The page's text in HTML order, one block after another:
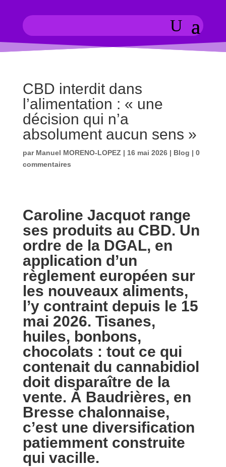
CBD interdit dans
l’alimentation : « une
décision qui n’a
absolument aucun sens »
par Manuel MORENO-LOPEZ| 16 mai 2026| Blog | 0
commentaires
Caroline Jacquot range
ses produits au CBD. Un
ordre de la DGAL, en
application d’un
règlement européen sur
les nouveaux aliments,
l’y contraint depuis le 15
mai 2026. Tisanes,
huiles, bonbons,
chocolats : tout ce qui
contenait du cannabidiol
doit disparaître de la
vente. À Baudrières, en
Bresse chalonnaise,
c’est une diversification
patiemment construite
qui vacille.